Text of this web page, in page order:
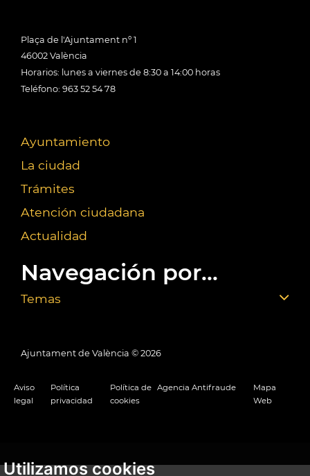
Utilizamos cookies
Plaça de l'Ajuntament nº 1
46002 València
Horarios: lunes a viernes de 8:30 a 14:00 horas
Teléfono: 963 52 54 78
Ayuntamiento
La ciudad
Trámites
Atención ciudadana
Actualidad
Navegación por...
Temas
Ajuntament de València © 2026
Aviso
legal
Política
privacidad
Política de
cookies
Agencia Antifraude
Mapa
Web